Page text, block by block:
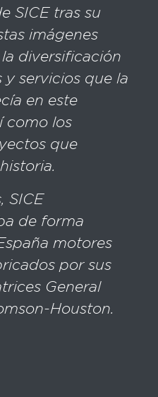
SICE tras su
imágenes
diversificación
servicios que la
en este
como los
que
SICE
de forma
motores
por sus
General
Houston.